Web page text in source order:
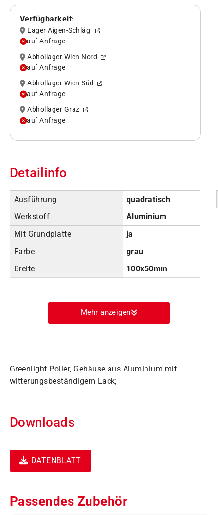
Verfügbarkeit:
Lager Aigen-Schlägl
auf Anfrage
Abhollager Wien Nord
auf Anfrage
Abhollager Wien Süd
auf Anfrage
Abhollager Graz
auf Anfrage
Detailinfo
Ausführung
quadratisch
Werkstoff
Aluminium
Mit Grundplatte
ja
Farbe
grau
Breite
100x50mm
Mehr anzeigen
Greenlight Poller, Gehäuse aus Aluminium mit
witterungsbeständigem Lack;
Downloads
DATENBLATT
Passendes Zubehör